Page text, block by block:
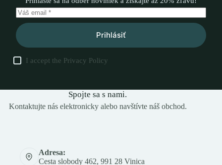
Prihlásiť
I accept the Privacy Policy
Spojte sa s nami.
Kontaktujte nás elektronicky alebo navštívte náš obchod.
Adresa:
Cesta slobody 462, 991 28 Vinica